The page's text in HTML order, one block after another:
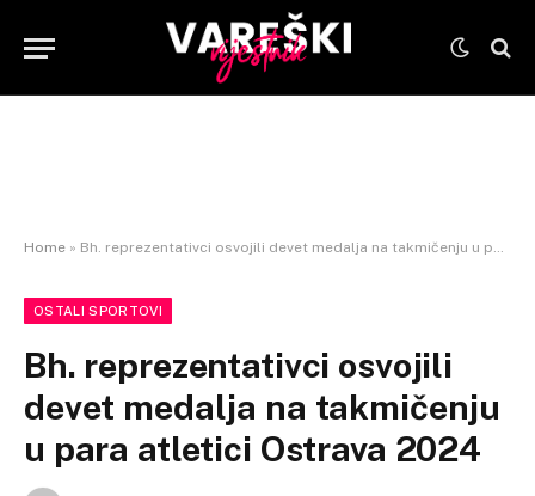
Home » Bh. reprezentativci osvojili devet medalja na takmičenju u para atletici Ostrava 2024
OSTALI SPORTOVI
Bh. reprezentativci osvojili
devet medalja na takmičenju
u para atletici Ostrava 2024